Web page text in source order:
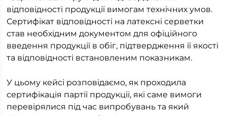
відповідності продукції вимогам технічних умов.
Сертифікат відповідності на латексні серветки
став необхідним документом для офіційного
введення продукції в обіг, підтвердження її якості
та відповідності встановленим показникам.
У цьому кейсі розповідаємо, як проходила
сертифікація партії продукції, які саме вимоги
перевірялися під час випробувань та який